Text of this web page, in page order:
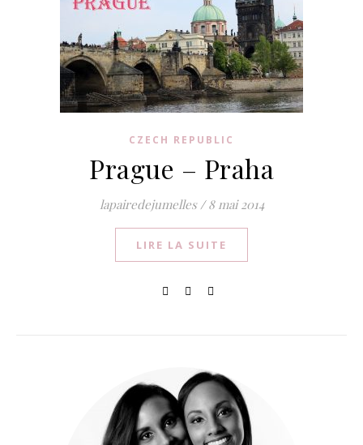
CZECH REPUBLIC
Prague – Praha
lapairedejumelles / 8 mai 2014
LIRE LA SUITE